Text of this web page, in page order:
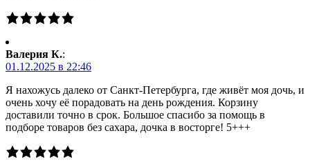
Валерия К.:
01.12.2025 в 22:46
Я нахожусь далеко от Санкт-Петербурга, где живёт моя дочь, и
очень хочу её порадовать на день рождения. Корзину
доставили точно в срок. Большое спасибо за помощь в
подборе товаров без сахара, дочка в восторге! 5+++